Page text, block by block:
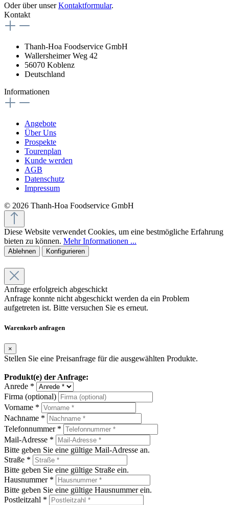
Oder über unserKontaktformular.
Kontakt
Thanh-Hoa Foodservice GmbH
Wallersheimer Weg 42
56070 Koblenz
Deutschland
Informationen
Angebote
Über Uns
Prospekte
Tourenplan
Kunde werden
AGB
Datenschutz
Impressum
© 2026 Thanh-Hoa Foodservice GmbH
Diese Website verwendet Cookies, um eine bestmögliche Erfahrung
bieten zu können. Mehr Informationen ...
Ablehnen Konfigurieren
Anfrage erfolgreich abgeschickt
Anfrage konnte nicht abgeschickt werden da ein Problem
aufgetreten ist. Bitte versuchen Sie es erneut.
Warenkorb anfragen
×
Stellen Sie eine Preisanfrage für die ausgewählten Produkte.
Produkt(e) der Anfrage:
Anrede *
Firma (optional)
Vorname *
Nachname *
Telefonnummer *
Mail-Adresse *
Bitte geben Sie eine gültige Mail-Adresse an.
Straße *
Bitte geben Sie eine gültige Straße ein.
Hausnummer *
Bitte geben Sie eine gültige Hausnummer ein.
Postleitzahl *